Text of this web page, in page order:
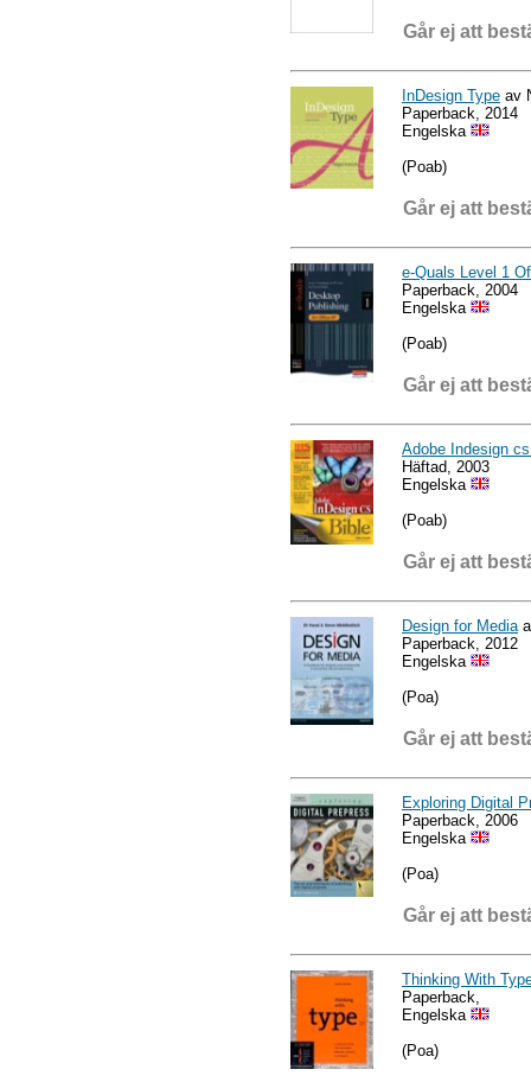
Går ej att
InDesign Type av
Paperback, 2014
Engelska
(Poab)
Går ej att
e-Quals Level 1
Paperback, 2004
Engelska
(Poab)
Går ej att
Adobe Indesign
Häftad, 2003
Engelska
(Poab)
Går ej att
Design for Media
Paperback, 2012
Engelska
(Poa)
Går ej att
Exploring Digital
Paperback, 2006
Engelska
(Poa)
Går ej att
Thinking With
Paperback,
Engelska
(Poa)